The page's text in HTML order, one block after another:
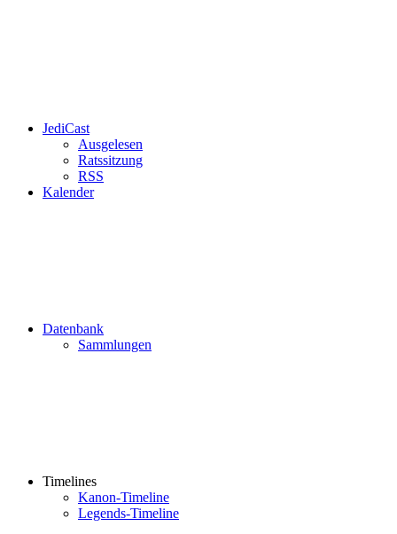
JediCast
Ausgelesen
Ratssitzung
RSS
Kalender
Datenbank
Sammlungen
Timelines
Kanon-Timeline
Legends-Timeline